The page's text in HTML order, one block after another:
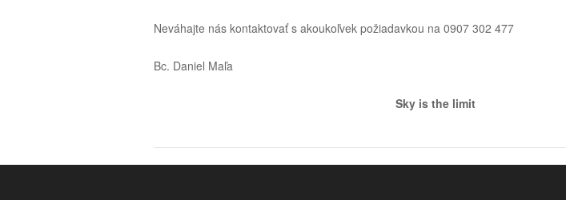
Neváhajte nás kontaktovať s akoukoľvek požiadavkou na 0907 302 477
Bc. Daniel Maľa
Sky is the limit